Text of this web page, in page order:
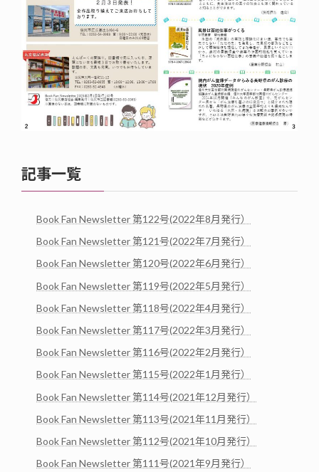
記事一覧
Book Fan Newsletter 第122号(2022年8月発行）
Book Fan Newsletter 第121号(2022年7月発行）
Book Fan Newsletter 第120号(2022年6月発行）
Book Fan Newsletter 第119号(2022年5月発行）
Book Fan Newsletter 第118号(2022年4月発行）
Book Fan Newsletter 第117号(2022年3月発行）
Book Fan Newsletter 第116号(2022年2月発行）
Book Fan Newsletter 第115号(2022年1月発行）
Book Fan Newsletter 第114号(2021年12月発行）
Book Fan Newsletter 第113号(2021年11月発行）
Book Fan Newsletter 第112号(2021年10月発行）
Book Fan Newsletter 第111号(2021年9月発行）